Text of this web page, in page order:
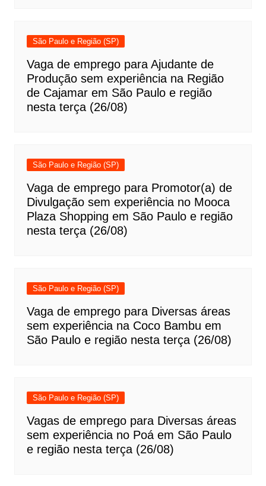
São Paulo e Região (SP)
Vaga de emprego para Ajudante de
Produção sem experiência na Região
de Cajamar em São Paulo e região
nesta terça (26/08)
São Paulo e Região (SP)
Vaga de emprego para Promotor(a) de
Divulgação sem experiência no Mooca
Plaza Shopping em São Paulo e região
nesta terça (26/08)
São Paulo e Região (SP)
Vaga de emprego para Diversas áreas
sem experiência na Coco Bambu em
São Paulo e região nesta terça (26/08)
São Paulo e Região (SP)
Vagas de emprego para Diversas áreas
sem experiência no Poá em São Paulo
e região nesta terça (26/08)